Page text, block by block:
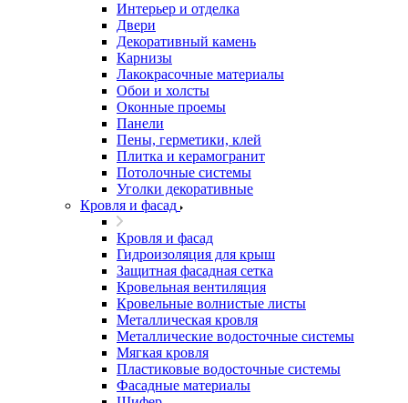
Интерьер и отделка
Двери
Декоративный камень
Карнизы
Лакокрасочные материалы
Обои и холсты
Оконные проемы
Панели
Пены, герметики, клей
Плитка и керамогранит
Потолочные системы
Уголки декоративные
Кровля и фасад
Кровля и фасад
Гидроизоляция для крыш
Защитная фасадная сетка
Кровельная вентиляция
Кровельные волнистые листы
Металлическая кровля
Металлические водосточные системы
Мягкая кровля
Пластиковые водосточные системы
Фасадные материалы